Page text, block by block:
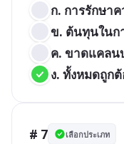
ก. การรักษา
ข. ต้นทุนในก
ค. ขาดแคลน
ง. ทั้งหมดถูกต้
# 7 เลือกประเภท